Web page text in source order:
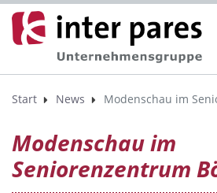
Start News Modenschau im
Modenschau im
Seniorenzentrum